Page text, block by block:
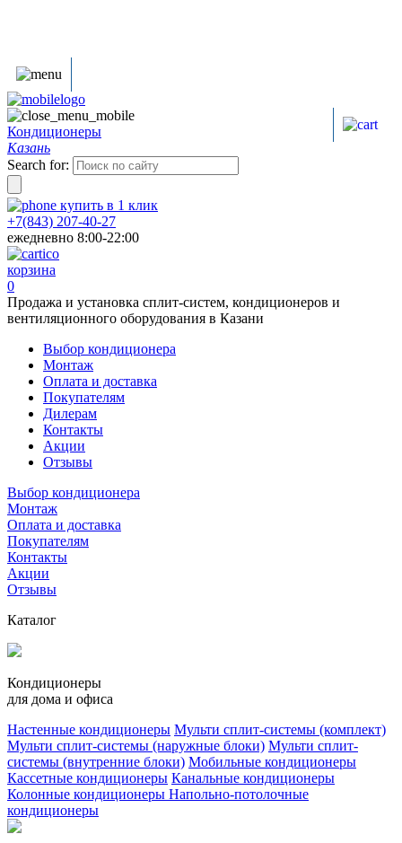
Кондиционеры
Казань
Search for:
купить в 1 клик
+7(843) 207-40-27
ежедневно 8:00-22:00
корзина
0
Продажа и установка сплит-систем, кондиционеров и
вентиляционного оборудования в Казани
Выбор кондиционера
Монтаж
Оплата и доставка
Покупателям
Дилерам
Контакты
Акции
Отзывы
Выбор кондиционера
Монтаж
Оплата и доставка
Покупателям
Контакты
Акции
Отзывы
Каталог
Кондиционеры
для дома и офиса
Настенные кондиционеры Мульти сплит-системы (комплект)
Мульти сплит-системы (наружные блоки) Мульти сплит-
системы (внутренние блоки) Мобильные кондиционеры
Кассетные кондиционеры Канальные кондиционеры
Колонные кондиционеры Напольно-потолочные
кондиционеры